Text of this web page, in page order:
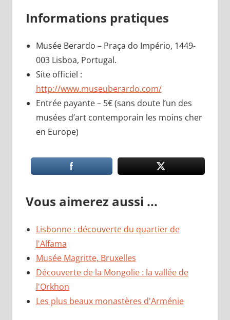
Informations pratiques
Musée Berardo – Praça do Império, 1449-
003 Lisboa, Portugal.
Site officiel :
http://www.museuberardo.com/
Entrée payante – 5€ (sans doute l’un des
musées d’art contemporain les moins cher
en Europe)
Vous aimerez aussi ...
Lisbonne : découverte du quartier de
l'Alfama
Musée Magritte, Bruxelles
Découverte de la Mongolie : la vallée de
l'Orkhon
Les plus beaux monastères d'Arménie